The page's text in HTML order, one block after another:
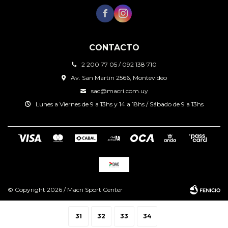
31 32 33 34
CONTACTO
2 200 77 05 / 092 138 710
Av. San Martin 2566, Montevideo
sac@macri.com.uy
Lunes a Viernes de 9 a 13hs y 14 a 18hs / Sábado de 9 a 13hs
 
© Copyright 2026 / Macri Sport Center